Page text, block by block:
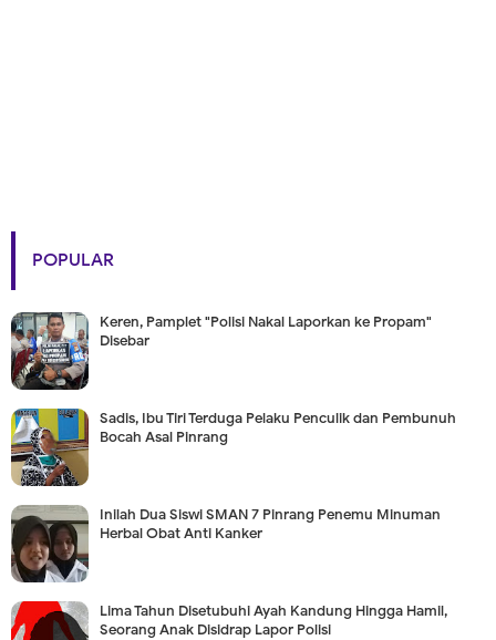
POPULAR
Keren, Pamplet "Polisi Nakal Laporkan ke Propam"
Disebar
Sadis, Ibu Tiri Terduga Pelaku Penculik dan Pembunuh
Bocah Asal Pinrang
Inilah Dua Siswi SMAN 7 Pinrang Penemu Minuman
Herbal Obat Anti Kanker
Lima Tahun Disetubuhi Ayah Kandung Hingga Hamil,
Seorang Anak Disidrap Lapor Polisi